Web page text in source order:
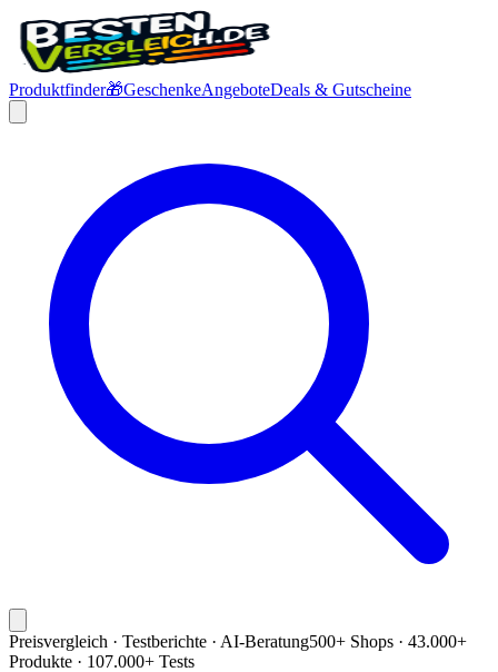
Produktfinder🎁GeschenkeAngeboteDeals & Gutscheine
Preisvergleich · Testberichte · AI-Beratung500+ Shops · 43.000+
Produkte · 107.000+ Tests